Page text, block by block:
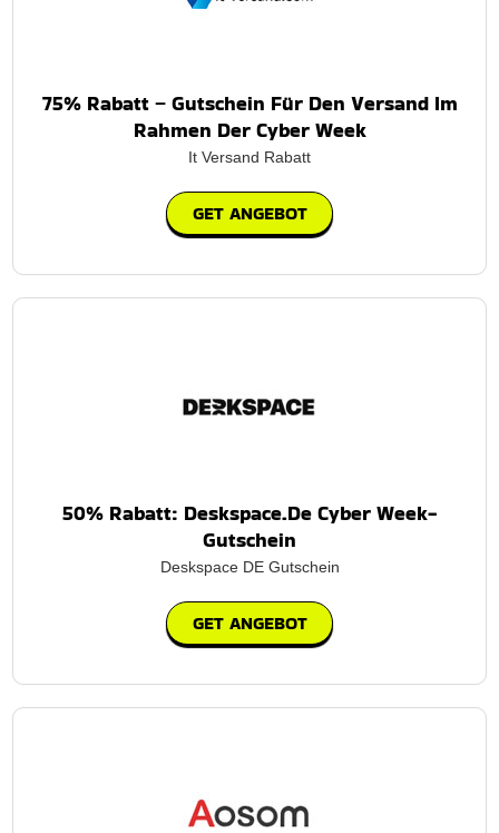
75% Rabatt – Gutschein Für Den Versand Im
Rahmen Der Cyber Week
It Versand Rabatt
GET ANGEBOT
50% Rabatt: Deskspace.De Cyber Week-
Gutschein
Deskspace DE Gutschein
GET ANGEBOT